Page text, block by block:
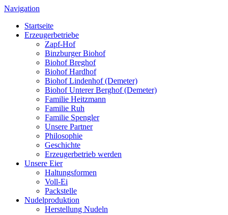
Navigation
Startseite
Erzeugerbetriebe
Zapf-Hof
Binzburger Biohof
Biohof Breghof
Biohof Hardhof
Biohof Lindenhof (Demeter)
Biohof Unterer Berghof (Demeter)
Familie Heitzmann
Familie Ruh
Familie Spengler
Unsere Partner
Philosophie
Geschichte
Erzeugerbetrieb werden
Unsere Eier
Haltungsformen
Voll-Ei
Packstelle
Nudelproduktion
Herstellung Nudeln